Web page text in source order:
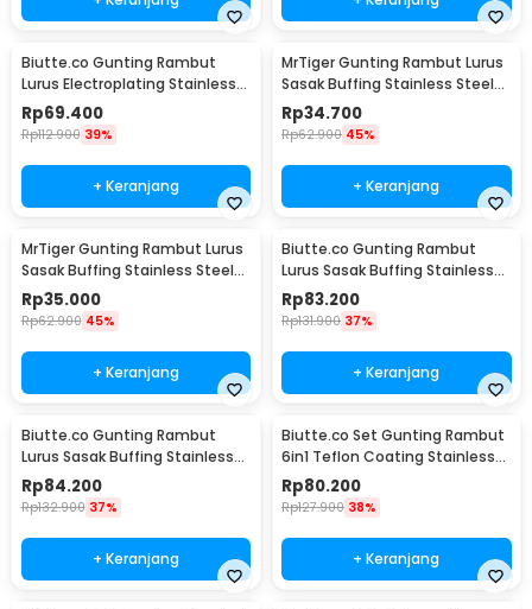
Biutte.co Gunting Rambut
Lurus Electroplating Stainless
Steel 4Cr13 - M132
Rp69.400
Rp112.900 39%
+ Keranjang
MrTiger Gunting Rambut Lurus
Sasak Buffing Stainless Steel
4Cr13 Thinning 5.5 Inch - 440C
Rp34.700
Rp62.900 45%
+ Keranjang
MrTiger Gunting Rambut Lurus
Sasak Buffing Stainless Steel
4Cr13 Cutting 5.5 Inch - 440C
Rp35.000
Rp62.900 45%
+ Keranjang
Biutte.co Gunting Rambut
Lurus Sasak Buffing Stainless
4Cr13 2 PCS 5.5 Inch - 440C
Rp83.200
Rp131.900 37%
+ Keranjang
Biutte.co Gunting Rambut
Lurus Sasak Buffing Stainless
4Cr13 2 PCS 6 Inch - 440C
Rp84.200
Rp132.900 37%
+ Keranjang
Biutte.co Set Gunting Rambut
6in1 Teflon Coating Stainless
Steel 4Cr13 - 440C
Rp80.200
Rp127.900 38%
+ Keranjang